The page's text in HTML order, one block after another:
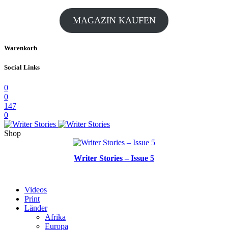
MAGAZIN KAUFEN
Warenkorb
Social Links
0
0
147
0
Shop
Writer Stories – Issue 5
Videos
Print
Länder
Afrika
Europa